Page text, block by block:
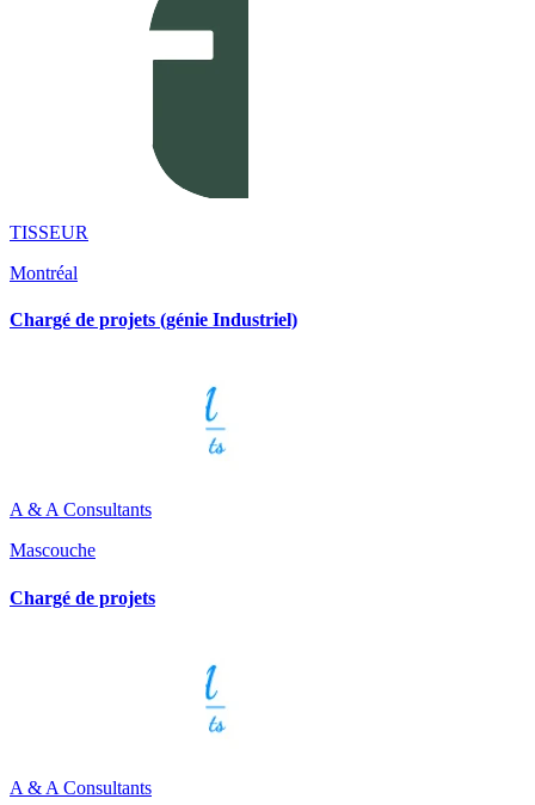
TISSEUR
Montréal
Chargé de projets (génie Industriel)
A & A Consultants
Mascouche
Chargé de projets
A & A Consultants